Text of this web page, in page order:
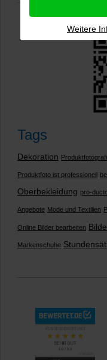
Tags
Dekoration
Produktfoto ist professionell
Oberbekleidung pro-
Angebote Mode und Textilien
Online Bilder bearbeiten
Markenschuhe
Weitere